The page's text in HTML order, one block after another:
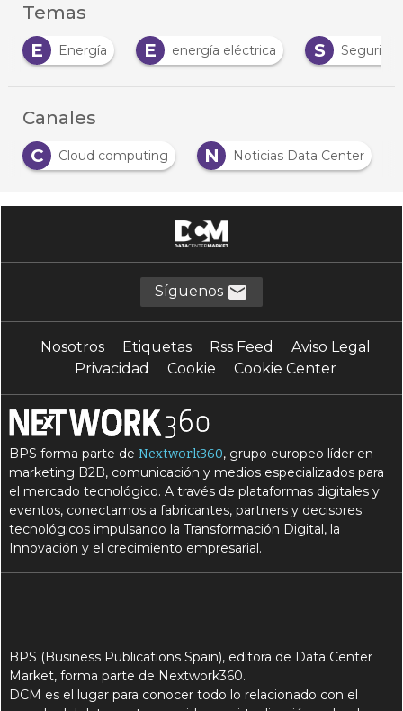
Temas
Energía energía eléctrica Seguridad
Canales
C
Cloud computing N Noticias Data Center
Síguenos
Nosotros Etiquetas Rss Feed
Aviso Legal
Privacidad
Cookie Cookie Center
BPS forma parte deNextwork360, grupo europeo líder en
marketing B2B, comunicación y medios especializados para
el mercado tecnológico. A través de plataformas digitales y
eventos, conectamos a fabricantes, partners y decisores
tecnológicos impulsando la Transformación Digital, la
Innovación y el crecimiento empresarial.
BPS (Business Publications Spain), editora de Data Center
Market, forma parte de Nextwork360.
DCM es el lugar para conocer todo lo relacionado con el